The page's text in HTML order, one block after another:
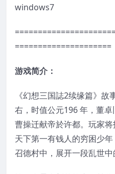
windows7
=====================
游戏简介：
《幻想三国誌2续缘篇》
右，时值公元196 年，董卓
曹操迁献帝於许都。玩家
天下第一有钱人的穷困少
召德村中，展开一段乱世中